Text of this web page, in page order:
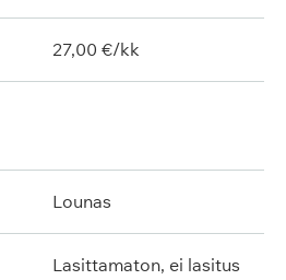
27,00 €/kk
lounas
lasittamaton, ei lasitus